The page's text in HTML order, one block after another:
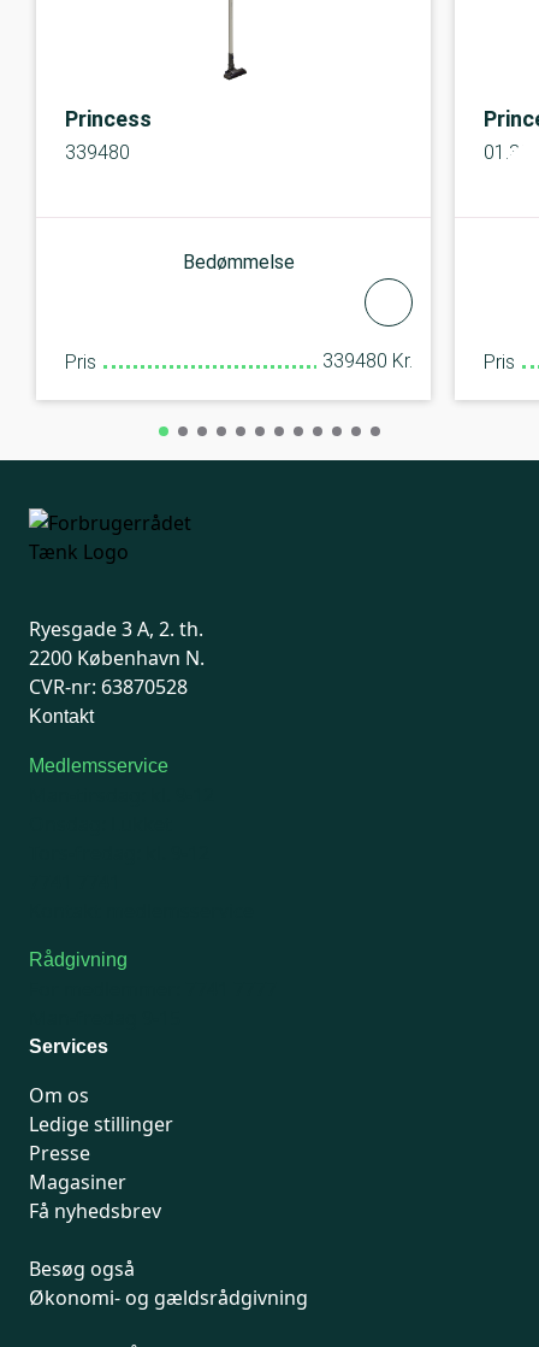
Princess
339480
Bedømmelse
Pris 339480 Kr. Pris
Ryesgade 3 A, 2. th.
2200 København N.
CVR-nr: 63870528
Kontakt
Medlemsservice
Rådgivning
Services
Om os
Ledige stillinger
Presse
Magasiner
Få nyhedsbrev
Besøg også
Økonomi- og gældsrådgivning